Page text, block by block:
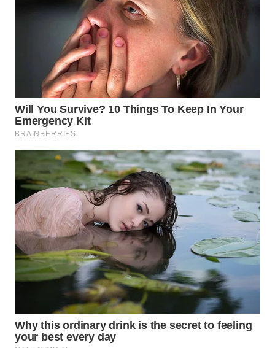
PADANG
LAWAS
WN
SUMEDANG
WN
CIANJUR
WN
KEPULAUAN
SERIBU
WN
TANGERANG
WN
BINJAI